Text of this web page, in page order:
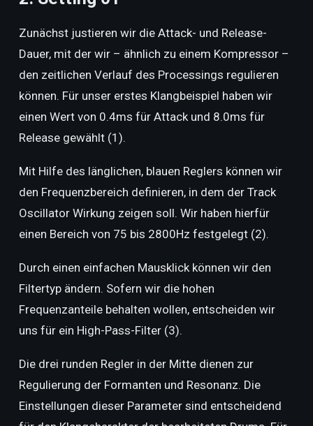
Zunächst justieren wir die Attack- und Release-
Dauer, mit der wir – ähnlich zu einem Kompressor –
den zeitlichen Verlauf des Processings regulieren
können. Für unser erstes Klangbeispiel haben wir
einen Wert von 0.4ms für Attack und 8.0ms für
Release gewählt (1).
Mit Hilfe des länglichen, blauen Reglers können wir
den Frequenzbereich definieren, in dem der Track
Oscillator Wirkung zeigen soll. Wir haben hierfür
einen Bereich von 75 bis 2800Hz festgelegt (2).
Durch einen einfachen Mausklick können wir den
Filtertyp ändern. Sofern wir die hohen
Frequenzanteile behalten wollen, entscheiden wir
uns für ein High-Pass-Filter (3).
Die drei runden Regler in der Mitte dienen zur
Regulierung der Formanten und Resonanz. Die
Einstellungen dieser Parameter sind entscheidend